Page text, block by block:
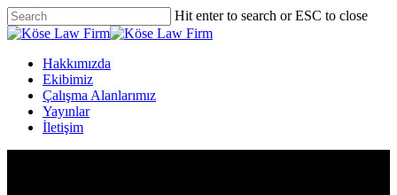
Skip
to
content
Hit enter to search or ESC to close
Close
Menu
Hakkımızda
Ekibimiz
Çalışma Alanlarımız
Yayınlar
İletişim